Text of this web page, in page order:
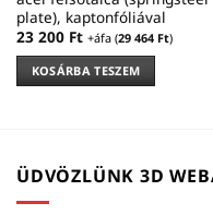
plate), kaptonfóliával
23 200 Ft +áfa (29 464 Ft)
KOSÁRBA TESZEM
ÜDVÖZLÜNK 3D